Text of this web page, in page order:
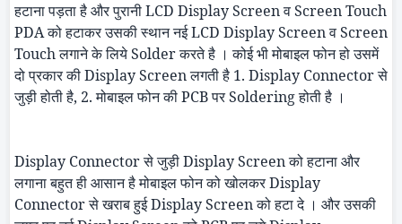
हटाना पड़ता है और पुरानीLCD Display ScreenवScreen Touch
PDAको हटाकर उसकी स्थान नईLCD Display ScreenवScreen
Touchलगाने के लियेSolderकरते है । कोई भी मोबाइल फोन हो उसमें
दो प्रकार कीDisplay Screenलगती है 1. Display Connectorसे
जुड़ी होती है, 2. मोबाइल फोन कीPCBपरSolderingहोती है ।
Display Connectorसे जुड़ीDisplay Screenको हटाना और
लगाना बहुत ही आसान है मोबाइल फोन को खोलकरDisplay
Connectorसे खराब हुईDisplay Screenको हटा दे । और उसकी